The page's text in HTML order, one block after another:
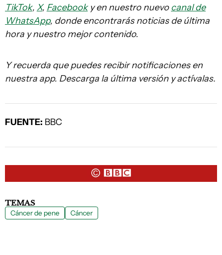
TikTok, X, Facebooky en nuestro nuevo canal de
WhatsApp, donde encontrarás noticias de última
hora y nuestro mejor contenido.
Y recuerda que puedes recibir notificaciones en
nuestra app. Descarga la última versión y actívalas.
FUENTE: BBC
TEMAS
Cáncer de pene Cáncer